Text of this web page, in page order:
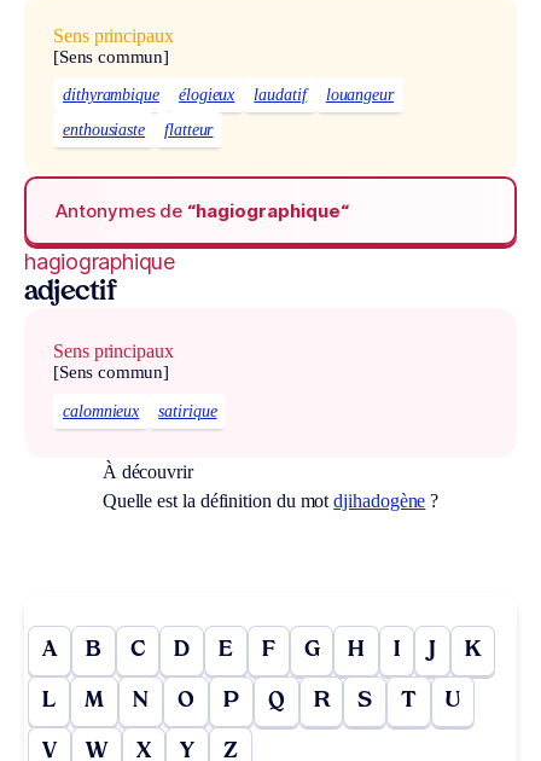
Sens principaux
[Sens commun]
dithyrambique élogieux laudatif
louangeur
enthousiaste
flatteur
Antonymes de “hagiographique“
hagiographique
adjectif
Sens principaux
[Sens commun]
calomnieux satirique
À découvrir
Quelle est la définition du motdjihadogène ?
A B C D E F G H I J K
L M N O P Q R S T U
V W X Y Z